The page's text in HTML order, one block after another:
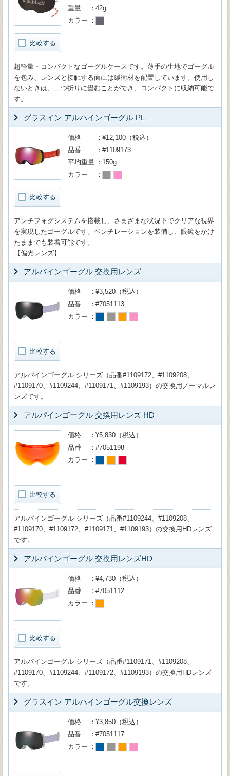
比較する
重量
42g
カラー
超軽量・コンパクトなゴーグルケースです。薄手の生地でゴーグル
を包み、レンズと接触する面には緩衝材を配置しています。使用し
ないときは、二つ折りに畳むことができ、コンパクトに収納可能で
す。
グラスイン アルパインゴーグル PL
比較する
価格
¥12,100（税込）
品番
#1109173
平均重量
150g
カラー
アンチフォグシステムを搭載し、さまざまな状況下でクリアな視界
を実現したゴーグルです。ベンチレーションを装備し、眼鏡をかけ
たままでも装着可能です。
【偏光レンズ】
アルパインゴーグル 交換用レンズ
比較する
価格
¥3,520（税込）
品番
#7051113
カラー
アルパインゴーグル シリーズ（品番#1109172、#1109208、
#1109170、#1109244、#1109171、#1109193）の交換用ノーマルレ
ンズです。
アルパインゴーグル 交換用レンズ HD
比較する
価格
¥5,830（税込）
品番
#7051198
カラー
アルパインゴーグル シリーズ（品番#1109244、#1109208、
#1109170、#1109172、#1109171、#1109193）の交換用HDレンズ
です。
アルパインゴーグル 交換用レンズHD
比較する
価格
¥4,730（税込）
品番
#7051112
カラー
アルパインゴーグル シリーズ（品番#1109171、#1109208、
#1109170、#1109244、#1109172、#1109193）の交換用HDレンズ
です。
グラスイン アルパインゴーグル交換レンズ
価格
¥3,850（税込）
品番
#7051117
カラー